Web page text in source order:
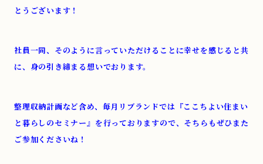
とうございます！
社員一同、そのように言っていただけることに幸せを感じると共
に、身の引き締まる想いでおります。
整理収納計画など含め、毎月リブランドでは『ここちよい住まい
と暮らしのセミナー』を行っておりますので、そちらもぜひまた
ご参加くださいね！